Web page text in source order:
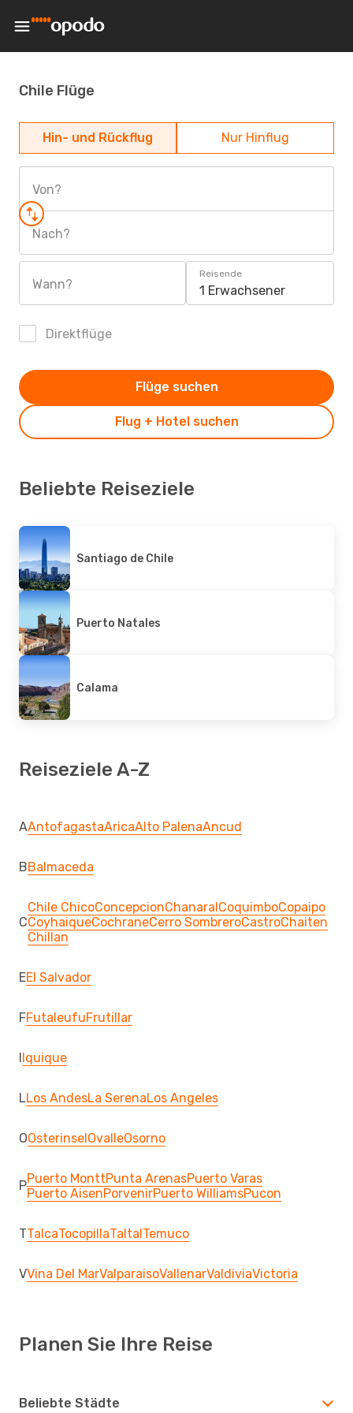
Chile Flüge
Hin- und Rückflug Nur Hinflug
Von?
Nach?
Wann?
Reisende
1 Erwachsener
Direktflüge
Flug + Hotel suchen
Flüge suchen
Beliebte Reiseziele
Santiago de Chile
Puerto Natales
Calama
Reiseziele A-Z
AAntofagastaAricaAlto PalenaAncud
BBalmaceda
C
Chile ChicoConcepcionChanaralCoquimboCopaipo
CoyhaiqueCochraneCerro SombreroCastroChaiten
Chillan
EEl Salvador
FFutaleufuFrutillar
IIquique
LLos AndesLa SerenaLos Angeles
OOsterinselOvalleOsorno
PPuerto MonttPunta ArenasPuerto Varas
Puerto AisenPorvenirPuerto WilliamsPucon
TTalcaTocopillaTaltalTemuco
VVina Del MarValparaisoVallenarValdiviaVictoria
Planen Sie Ihre Reise
Beliebte Städte